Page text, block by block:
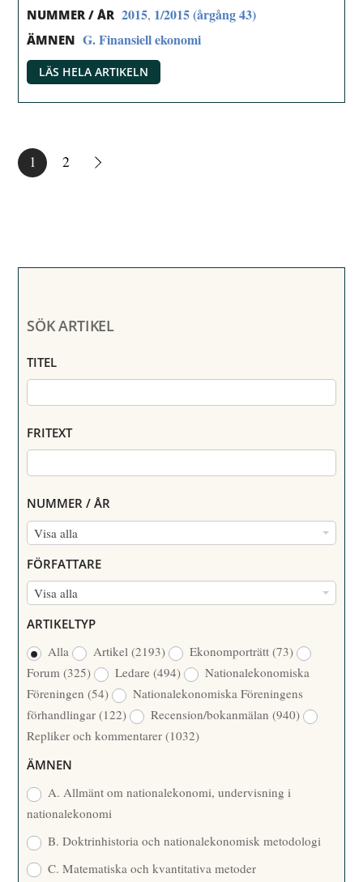
NUMMER / ÅR 2015, 1/2015 (årgång 43)
ÄMNEN G. Finansiell ekonomi
LÄS HELA ARTIKELN
1 2
SÖK ARTIKEL
TITEL
FRITEXT
NUMMER / ÅR
Visa alla
N
M
M
/
Å
R
FÖRFATTARE
Visa alla
R
F
A
T
T
A
R
ARTIKELTYP
Alla
Artikel(2193) Ekonomporträtt(73)
Forum(325) Ledare(494)
Nationalekonomiska
Föreningen(54)
Nationalekonomiska Föreningens
förhandlingar(122) Recension/bokanmälan(940)
Repliker och kommentarer(1032)
ÄMNEN
A. Allmänt om nationalekonomi, undervisning i
nationalekonomi
B. Doktrinhistoria och nationalekonomisk metodologi
C. Matematiska och kvantitativa metoder